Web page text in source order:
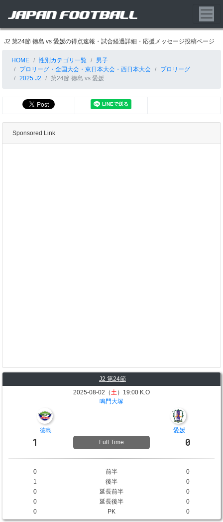
J2 第24節 徳島 vs 愛媛の得点速報・試合経過詳細・応援メッセージ投稿ページ
HOME 性別カテゴリ一覧
男子
プロリーグ・全国大会・東日本大会・西日本大会
プロリーグ
2025 J2
第24節 徳島 vs 愛媛
Sponsored Link
J2 第24節
2025-08-02（土）19:00 K.O
鳴門大塚
徳島 愛媛
1 Full Time 0
0 前半
0
1
後半
0
0
延長前半
0
0
延長後半
0
0
PK 0